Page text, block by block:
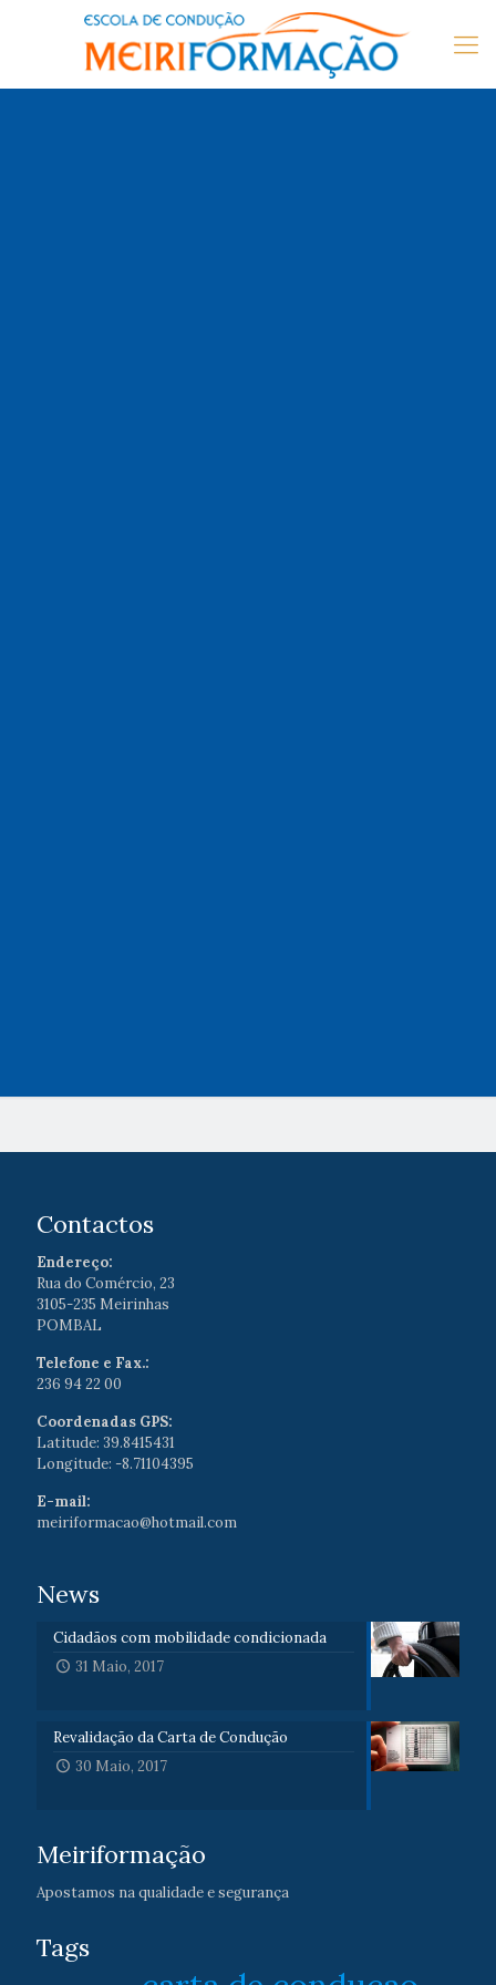
Contactos
Endereço:
Rua do Comércio, 23
3105-235 Meirinhas
POMBAL
Telefone e Fax.:
236 94 22 00
Coordenadas GPS:
Latitude: 39.8415431
Longitude: -8.71104395
E-mail:
meiriformacao@hotmail.com
News
Cidadãos com mobilidade condicionada
31 Maio, 2017
Revalidação da Carta de Condução
30 Maio, 2017
Meiriformação
Apostamos na qualidade e segurança
Tags